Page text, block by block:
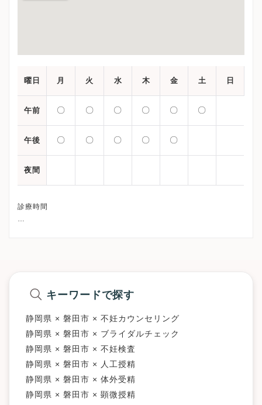
曜日 月 火 水 木 金 土 日
午前 〇 〇 〇 〇 〇 〇
午後 〇 〇 〇 〇 〇
夜間
診療時間
キーワードで探す
静岡県 × 磐田市 × 不妊カウンセリング
静岡県 × 磐田市 × ブライダルチェック
静岡県 × 磐田市 × 不妊検査
静岡県 × 磐田市 × 人工授精
静岡県 × 磐田市 × 体外受精
静岡県 × 磐田市 × 顕微授精